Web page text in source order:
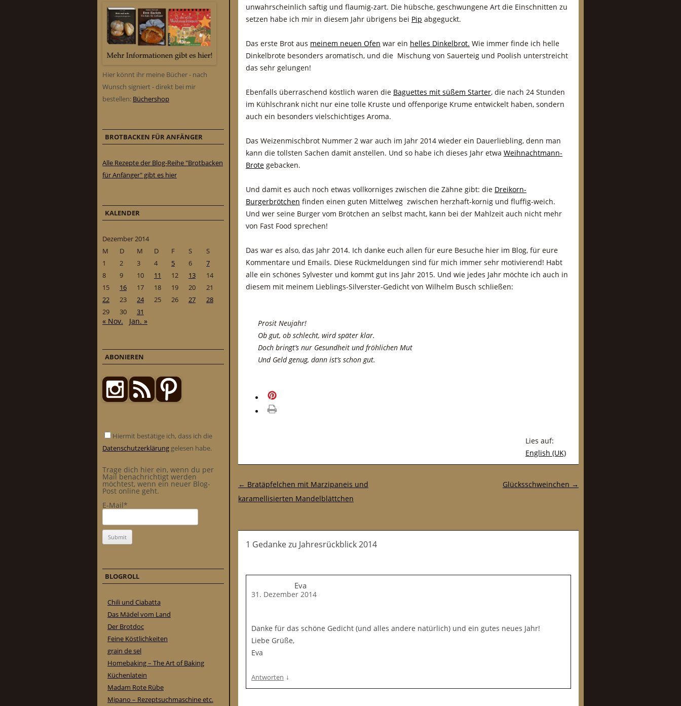
unwahrscheinlich saftig und flaumig-zart. Die hübsche, geschwungene Art die Einschnitten zu
setzen habe ich mir in diesem Jahr übrigens bei Pip abgeguckt.
Das erste Brot aus meinem neuen Ofen war ein helles Dinkelbrot. Wie immer finde ich helle
Dinkelbrote besonders aromatisch, und die Mischung von Sauerteig und Poolish unterstreicht
das sehr gelungen!
Ebenfalls überraschend köstlich waren die Baguettes mit süßem Starter, die nach 24 Stunden
im Kühlschrank nicht nur eine tolle Kruste und offenporige Krume entwickelt haben, sondern
auch ein besonders vielschichtiges Aroma.
Das Weizenmischbrot Nummer 2 war auch im Jahr 2014 wieder ein Dauerliebling, denn man
kann die tollsten Sachen damit anstellen. Und so habe ich dieses Jahr etwa Weihnachtmann-
Brote gebacken.
Und damit es auch noch etwas vollkorniges zwischen die Zähne gibt: die Dreikorn-
Burgerbrötchen finden einen guten Mittelweg zwischen herzhaft-kornig und fluffig-weich.
Und wer seine Burger vom Brötchen an selbst macht, kann bei der Mahlzeit auch nicht mehr
von Fast Food sprechen!
Das war es also, das Jahr 2014. Ich danke euch allen für eure Besuche hier im Blog, für eure
Kommentare und Emails. Diese Rückmeldungen sind für mich immer sehr motivierend! Habt
alle ein schönes Sylvester und kommt gut ins Jahr 2015. Und wie jedes Jahr möchte ich auch in
diesem mit meinem Lieblings-Silverster-Gedicht von Wilhelm Busch schließen:
Prosit Neujahr!
Ob gut, ob schlecht, wird später klar.
Doch bringt’s nur Gesundheit und fröhlichen Mut
Und Geld genug, dann ist’s schon gut.
Lies auf:
English (UK)
Post-Navigation
← Bratäpfelchen mit Marzipaneis und
karamellisierten Mandelblättchen
Glücksschweinchen →
1 Gedankezu Jahresrückblick 2014
Eva
31. Dezember 2014
Danke für das schöne Gedicht (und alles andere natürlich) und ein gutes neues Jahr!
Liebe Grüße,
Eva
Antworten ↓
Hier könnt ihr meine Bücher - nach
Wunsch signiert - direkt bei mir
bestellen: Büchershop
BROTBACKEN FÜR ANFÄNGER
Alle Rezepte der Blog-Reihe "Brotbacken
für Anfänger" gibt es hier
KALENDER
Dezember 2014
M
D M D F S
S
1
2 3 4 5 6
7
8
9 10 11 12 13
14
15
16 17 18 19 20
21
22
23 24 25 26 27
28
29
30 31
« Nov. Jan. »
ABONIEREN
Hiermit bestätige ich, dass ich die
Datenschutzerklärung gelesen habe.
Trage dich hier ein, wenn du per
Mail benachrichtigt werden
möchtest, wenn ein neuer Blog-
Post online geht.
E-Mail*
BLOGROLL
Chili und Ciabatta
Das Mädel vom Land
Der Brotdoc
Feine Köstlichkeiten
grain de sel
Homebaking – The Art of Baking
Küchenlatein
Madam Rote Rübe
Mipano – Rezeptsuchmaschine etc.